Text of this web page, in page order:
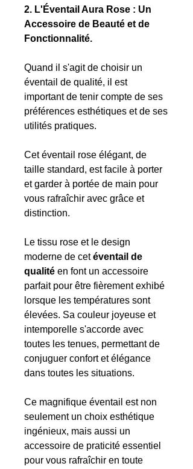
2. L'Éventail Aura Rose : Un
Accessoire de Beauté et de
Fonctionnalité.
Quand il s'agit de choisir un
éventail de qualité, il est
important de tenir compte de ses
préférences esthétiques et de ses
utilités pratiques.
Cet éventail rose élégant, de
taille standard, est facile à porter
et garder à portée de main pour
vous rafraîchir avec grâce et
distinction.
Le tissu rose et le design
moderne de cetéventail de
qualité en font un accessoire
parfait pour être fièrement exhibé
lorsque les températures sont
élevées. Sa couleur joyeuse et
intemporelle s'accorde avec
toutes les tenues, permettant de
conjuguer confort et élégance
dans toutes les situations.
Ce magnifique éventail est non
seulement un choix esthétique
ingénieux, mais aussi un
accessoire de praticité essentiel
pour vous rafraîchir en toute